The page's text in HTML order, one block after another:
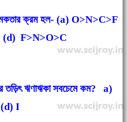
ক্রম হল- (a) O>N>C>F
F>N>O>C
ঋণাঋকা সবচেমে কম? a)
I